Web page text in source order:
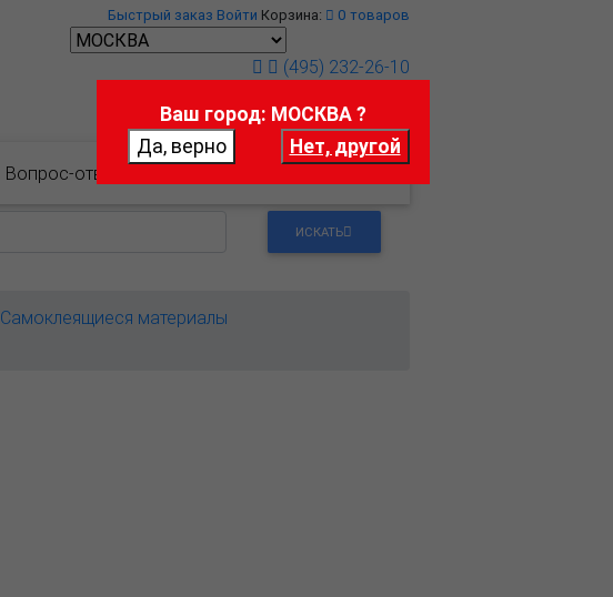
Быстрый заказ Войти Корзина: 0 товаров
(495) 232-26-10
Вопрос-ответ
ИСКАТЬ
Самоклеящиеся материалы
Ваш город: МОСКВА ?